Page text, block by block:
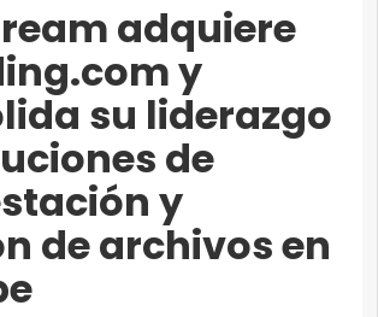
adquiere
y
su liderazgo
de
y
de archivos en